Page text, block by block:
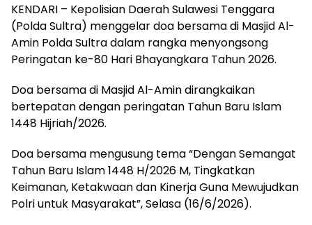
KENDARI – Kepolisian Daerah Sulawesi Tenggara
(Polda Sultra) menggelar doa bersama di Masjid Al-
Amin Polda Sultra dalam rangka menyongsong
Peringatan ke-80 Hari Bhayangkara Tahun 2026.
Doa bersama di Masjid Al-Amin dirangkaikan
bertepatan dengan peringatan Tahun Baru Islam
1448 Hijriah/2026.
Doa bersama mengusung tema “Dengan Semangat
Tahun Baru Islam 1448 H/2026 M, Tingkatkan
Keimanan, Ketakwaan dan Kinerja Guna Mewujudkan
Polri untuk Masyarakat”, Selasa (16/6/2026).